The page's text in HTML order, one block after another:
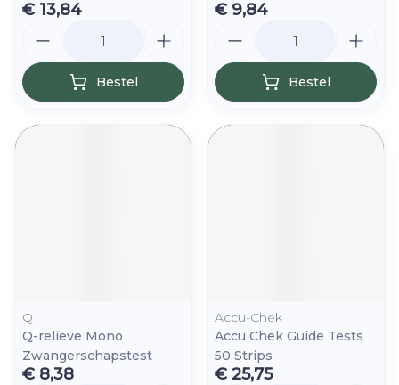
€ 13,84
Bestel
€ 9,84
Bestel
Q
Q-relieve Mono
Zwangerschapstest
€ 8,38
Accu-Chek
Accu Chek Guide Tests
50 Strips
€ 25,75